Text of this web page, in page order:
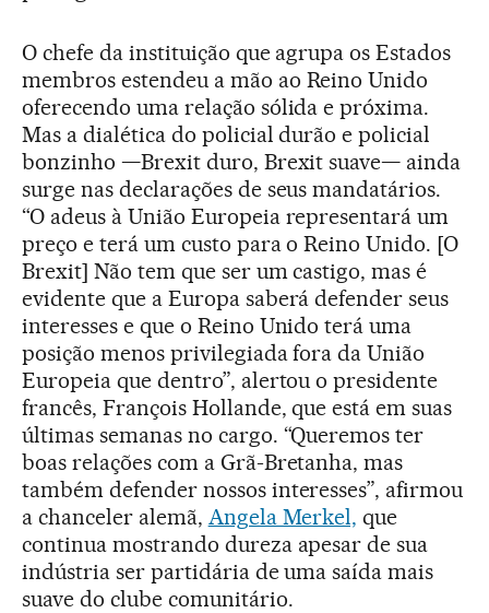
O chefe da instituição que agrupa os Estados
membros estendeu a mão ao Reino Unido
oferecendo uma relação sólida e próxima.
Mas a dialética do policial durão e policial
bonzinho —Brexit duro, Brexit suave— ainda
surge nas declarações de seus mandatários.
“O adeus à União Europeia representará um
preço e terá um custo para o Reino Unido. [O
Brexit] Não tem que ser um castigo, mas é
evidente que a Europa saberá defender seus
interesses e que o Reino Unido terá uma
posição menos privilegiada fora da União
Europeia que dentro”, alertou o presidente
francês, François Hollande, que está em suas
últimas semanas no cargo. “Queremos ter
boas relações com a Grã-Bretanha, mas
também defender nossos interesses”, afirmou
a chanceler alemã, Angela Merkel, que
continua mostrando dureza apesar de sua
indústria ser partidária de uma saída mais
suave do clube comunitário.